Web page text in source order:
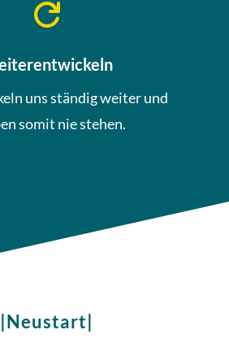

uns ständig weiter und
somit nie stehen.
|Neustart|